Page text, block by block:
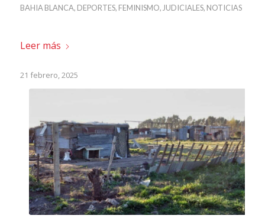
BAHIA BLANCA, DEPORTES, FEMINISMO, JUDICIALES, NOTICIAS
Leer más
21 febrero, 2025